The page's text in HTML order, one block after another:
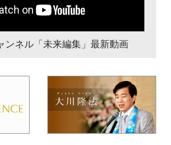
ンネル「未来編集」最新動画